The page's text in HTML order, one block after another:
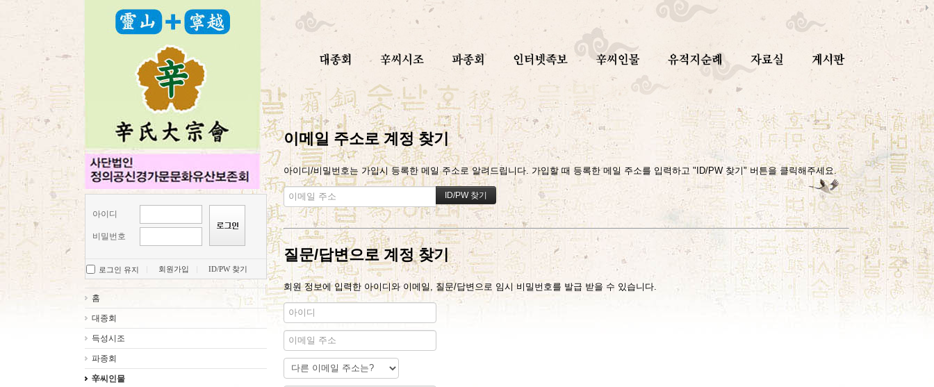
아이디
비밀번호
로그인 유지 회원가입 ID/PW 찾기
홈
대종회
득성시조
파종회
辛씨인물
이메일 주소로 계정 찾기
아이디/비밀번호는 가입시 등록한 메일 주소로 알려드립니다. 가입할 때 등록한 메일 주소를 입력하고 "ID/PW 찾기" 버튼을 클릭해주세요.
질문/답변으로 계정 찾기
회원 정보에 입력한 아이디와 이메일, 질문/답변으로 임시 비밀번호를 발급 받을 수 있습니다.